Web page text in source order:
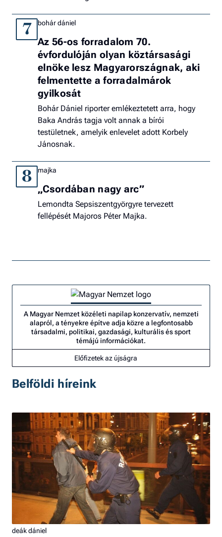
7 bohár dániel
Az 56-os forradalom 70.
évfordulóján olyan köztársasági
elnöke lesz Magyarországnak, aki
felmentette a forradalmárok
gyilkosát
Bohár Dániel riporter emlékeztetett arra, hogy
Baka András tagja volt annak a bírói
testületnek, amelyik enlevelet adott Korbely
Jánosnak.
8 majka
„Csordában nagy arc”
Lemondta Sepsiszentgyörgyre tervezett
fellépését Majoros Péter Majka.
A Magyar Nemzet közéleti napilap konzervatív, nemzeti
alapról, a tényekre építve adja közre a legfontosabb
társadalmi, politikai, gazdasági, kulturális és sport
témájú információkat.
Előfizetek az újságra
Belföldi híreink
deák dániel